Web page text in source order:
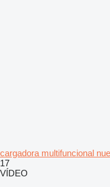
cargadora multifuncional
17
VÍDEO